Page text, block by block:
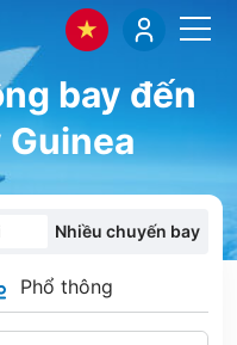
bay đến
Guinea
Nhiều chuyến bay
Phổ thông